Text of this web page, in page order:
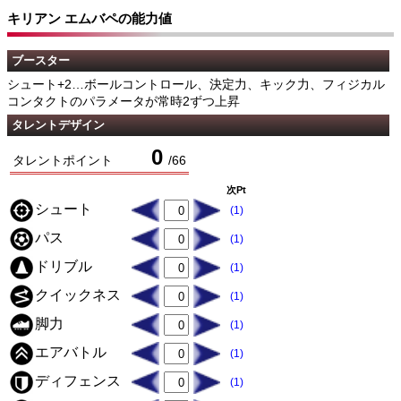
キリアン エムバペの能力値
ブースター
シュート+2…ボールコントロール、決定力、キック力、フィジカル
コンタクトのパラメータが常時2ずつ上昇
タレントデザイン
タレントポイント 0 /66
次Pt
シュート (1)
パス (1)
ドリブル (1)
クイックネス (1)
脚力 (1)
エアバトル (1)
ディフェンス (1)